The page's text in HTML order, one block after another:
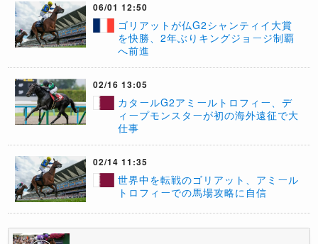
06/01 12:50
ゴリアットが仏G2シャンティイ大賞
を快勝、2年ぶりキングジョージ制覇
へ前進
02/16 13:05
​カタールG2アミールトロフィー、デ
ィープモンスターが初の海外遠征で大
仕事
02/14 11:35
世界中を転戦のゴリアット、アミール
トロフィーでの馬場攻略に自信